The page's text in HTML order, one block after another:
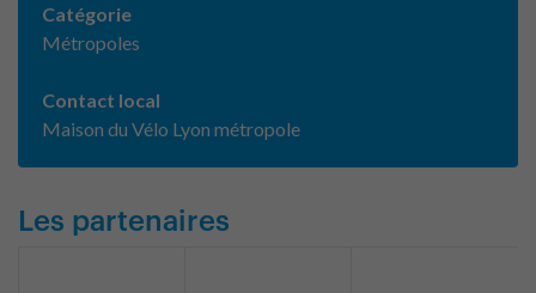
Catégorie
Métropoles
Contact local
Maison du Vélo Lyon métropole
Les partenaires